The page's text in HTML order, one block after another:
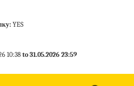
YES
10:38to 31.05.2026 23:59